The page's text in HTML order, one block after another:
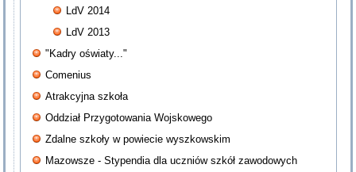
LdV 2014
LdV 2013
"Kadry oświaty..."
Comenius
Atrakcyjna szkoła
Oddział Przygotowania Wojskowego
Zdalne szkoły w powiecie wyszkowskim
Mazowsze - Stypendia dla uczniów szkół zawodowych